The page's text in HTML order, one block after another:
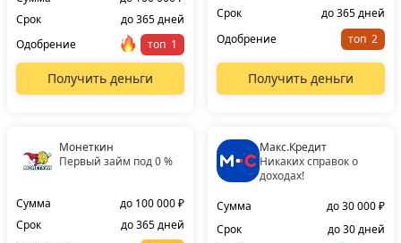
Срок
до 365 дней
Одобрение
топ
Получить деньги
Срок
до 365 дней
Одобрение
топ
Получить деньги
Монеткин
Первый займ под 0 %
Сумма
до 100 000 ₽
Срок
до 365 дней
Макс.Кредит
Никаких справок о
доходах!
Сумма
до 30 000 ₽
Срок
до 30 дней